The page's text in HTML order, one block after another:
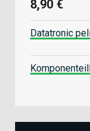
8,90 €
Datatronic